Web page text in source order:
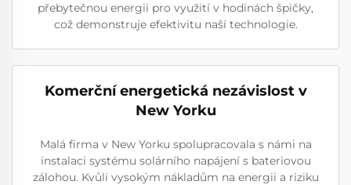
přebytečnou energii pro využití v hodinách špičky,
což demonstruje efektivitu naší technologie.
Komerční energetická nezávislost v
New Yorku
Malá firma v New Yorku spolupracovala s námi na
instalaci systému solárního napájení s bateriovou
zálohou. Kvůli vysokým nákladům na energii a riziku